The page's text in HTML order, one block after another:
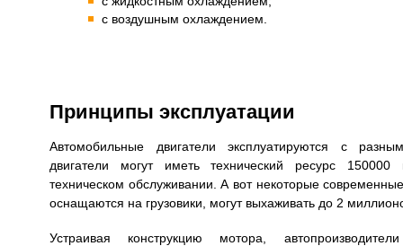
с воздушным охлаждением.
Принципы эксплуатации
Автомобильные двигатели эксплуатируются с
двигатели могут иметь технический ресурс
техническом обслуживании. А вот некоторые
оснащаются на грузовики, могут выхаживать до 2
Устраивая конструкцию мотора,